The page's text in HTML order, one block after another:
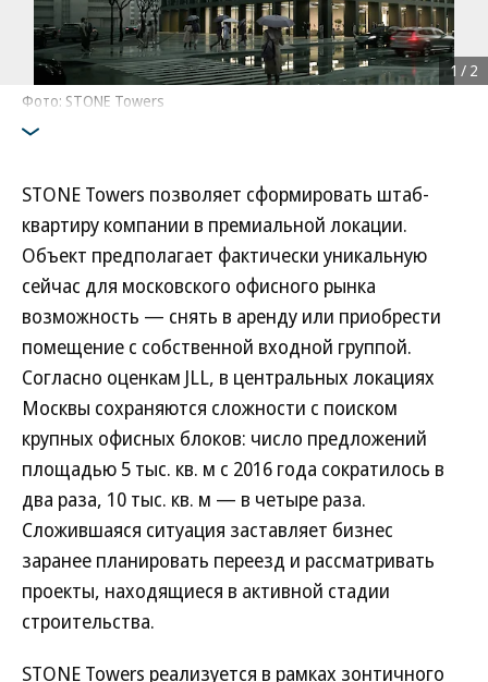
Фото: STONE Towers
1 / 2
STONE Towers позволяет сформировать штаб-
квартиру компании в премиальной локации.
Объект предполагает фактически уникальную
сейчас для московского офисного рынка
возможность — снять в аренду или приобрести
помещение с собственной входной группой.
Согласно оценкам JLL, в центральных локациях
Москвы сохраняются сложности с поиском
крупных офисных блоков: число предложений
площадью 5 тыс. кв. м с 2016 года сократилось в
два раза, 10 тыс. кв. м — в четыре раза.
Сложившаяся ситуация заставляет бизнес
заранее планировать переезд и рассматривать
проекты, находящиеся в активной стадии
строительства.
STONE Towers реализуется в рамках зонтичного